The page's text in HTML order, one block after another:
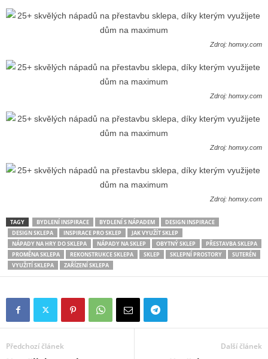
Zdroj: homxy.com
Zdroj: homxy.com
Zdroj: homxy.com
Zdroj: homxy.com
TAGY BYDLENÍ INSPIRACE BYDLENÍ S NÁPADEM
DESIGN INSPIRACE
DESIGN SKLEPA
INSPIRACE PRO SKLEP
JAK VYUŽÍT SKLEP
NÁPADY NA HRY DO SKLEPA
NÁPADY NA SKLEP OBYTNÝ SKLEP
PŘESTAVBA SKLEPA
PROMĚNA SKLEPA
REKONSTRUKCE SKLEPA SKLEP SKLEPNÍ PROSTORY
SUTERÉN
VYUŽITÍ SKLEPA
ZAŘÍZENÍ SKLEPA
Předchozí článek Další článek